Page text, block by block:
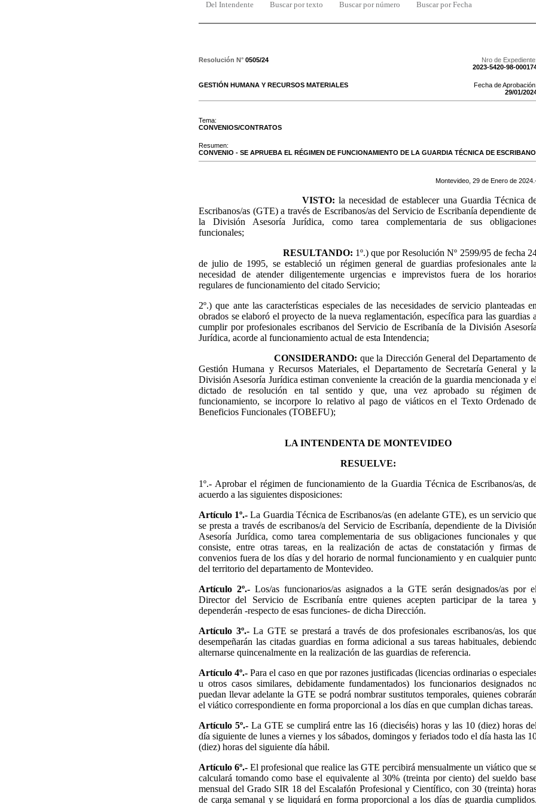
Del Intendente Buscar por texto Buscar por número Buscar por Fecha
Resolución N° 0505/24
Nro de Expediente:
2023-5420-98-
GESTIÓN HUMANA Y RECURSOS MATERIALES
Fecha de Aprobación:
29/01/
Tema:
CONVENIOS/CONTRATOS
Resumen:
CONVENIO - SE APRUEBA EL RÉGIMEN DE FUNCIONAMIENTO DE LA GUARDIA TÉCNICA DE
Montevideo, 29 de Enero de 2024
VISTO: la necesidad de establecer una Guardia Técnica
Escribanos/as (GTE) a través de Escribanos/as del Servicio de Escribanía dependiente
la División Asesoría Jurídica, como tarea complementaria de sus
funcionales;
RESULTANDO: 1º.) que por Resolución Nº 2599/95 de fecha
de julio de 1995, se estableció un régimen general de guardias profesionales ante la
necesidad de atender diligentemente urgencias e imprevistos fuera de los
regulares de funcionamiento del citado Servicio;
2º.) que ante las características especiales de las necesidades de servicio planteadas en
obrados se elaboró el proyecto de la nueva reglamentación, específica para las guardias a
cumplir por profesionales escribanos del Servicio de Escribanía de la División Asesoría
Jurídica, acorde al funcionamiento actual de esta Intendencia;
CONSIDERANDO: que la Dirección General del Departamento
Gestión Humana y Recursos Materiales, el Departamento de Secretaría General y la
División Asesoría Jurídica estiman conveniente la creación de la guardia mencionada y el
dictado de resolución en tal sentido y que, una vez aprobado su régimen
funcionamiento, se incorpore lo relativo al pago de viáticos en el Texto Ordenado
Beneficios Funcionales (TOBEFU);
LA INTENDENTA DE MONTEVIDEO
RESUELVE:
1º.- Aprobar el régimen de funcionamiento de la Guardia Técnica de Escribanos/as,
acuerdo a las siguientes disposiciones:
Artículo 1º.- La Guardia Técnica de Escribanos/as (en adelante GTE), es un servicio
se presta a través de escribanos/a del Servicio de Escribanía, dependiente de la División
Asesoría Jurídica, como tarea complementaria de sus obligaciones funcionales y
consiste, entre otras tareas, en la realización de actas de constatación y firmas
convenios fuera de los días y del horario de normal funcionamiento y en cualquier
del territorio del departamento de Montevideo.
Artículo 2º.- Los/as funcionarios/as asignados a la GTE serán designados/as por el
Director del Servicio de Escribanía entre quienes acepten participar de la tarea
dependerán -respecto de esas funciones- de dicha Dirección.
Artículo 3º.-La GTE se prestará a través de dos profesionales escribanos/as, los
desempeñarán las citadas guardias en forma adicional a sus tareas habituales,
alternarse quincenalmente en la realización de las guardias de referencia.
Artículo 4º.- Para el caso en que por razones justificadas (licencias ordinarias o
u otros casos similares, debidamente fundamentados) los funcionarios designados
puedan llevar adelante la GTE se podrá nombrar sustitutos temporales, quienes cobrarán
el viático correspondiente en forma proporcional a los días en que cumplan dichas tareas.
Artículo 5º.- La GTE se cumplirá entre las 16 (dieciséis) horas y las 10 (diez) horas del
día siguiente de lunes a viernes y los sábados, domingos y feriados todo el día hasta las
(diez) horas del siguiente día hábil.
Artículo 6º.- El profesional que realice las GTE percibirá mensualmente un viático que
calculará tomando como base el equivalente al 30% (treinta por ciento) del sueldo
mensual del Grado SIR 18 del Escalafón Profesional y Científico, con 30 (treinta)
de carga semanal y se liquidará en forma proporcional a los días de guardia cumplidos.